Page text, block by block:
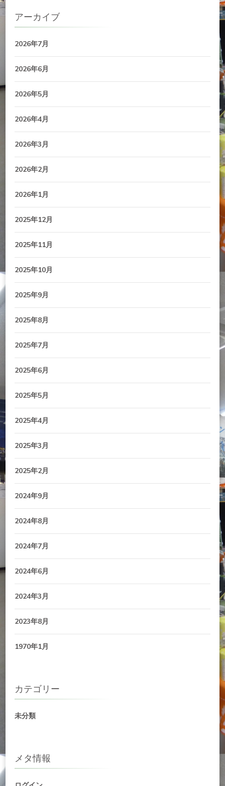
アーカイブ
2026年7月
2026年6月
2026年5月
2026年4月
2026年3月
2026年2月
2026年1月
2025年12月
2025年11月
2025年10月
2025年9月
2025年8月
2025年7月
2025年6月
2025年5月
2025年4月
2025年3月
2025年2月
2024年9月
2024年8月
2024年7月
2024年6月
2024年3月
2023年8月
1970年1月
カテゴリー
未分類
メタ情報